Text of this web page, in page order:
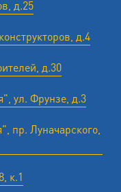
д.25
д.4
д.30
ул. Фрунзе, д.3
пр. Луначарского,
к.1